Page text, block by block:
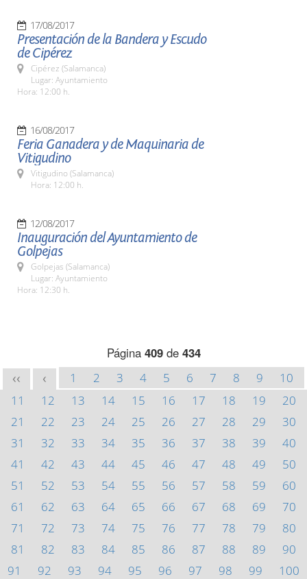
17/08/2017
Presentación de la Bandera y Escudo
de Cipérez
Cipérez (Salamanca)
Lugar: Ayuntamiento
Hora: 12:00 h.
16/08/2017
Feria Ganadera y de Maquinaria de
Vitigudino
Vitigudino (Salamanca)
Hora: 12:00 h.
12/08/2017
Inauguración del Ayuntamiento de
Golpejas
Golpejas (Salamanca)
Lugar: Ayuntamiento
Hora: 12:30 h.
Página 409de 434
<< < 1 2 3 4 5 6 7 8 9
10
11
12 13 14 15 16 17 18 19
20
21
22 23 24 25 26 27 28 29
30
31
32 33 34 35 36 37 38 39
40
41
42 43 44 45 46 47 48 49
50
51
52 53 54 55 56 57 58 59
60
61
62 63 64 65 66 67 68 69
70
71
72 73 74 75 76 77 78 79
80
81
82 83 84 85 86 87 88 89
90
91
92 93 94 95 96 97 98 99
100